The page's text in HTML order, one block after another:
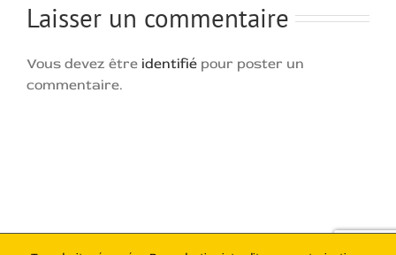
Laisser un commentaire
Vous devez être identifié pour poster un
commentaire.